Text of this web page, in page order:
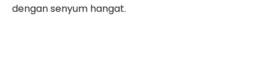
dengan senyum hangat.